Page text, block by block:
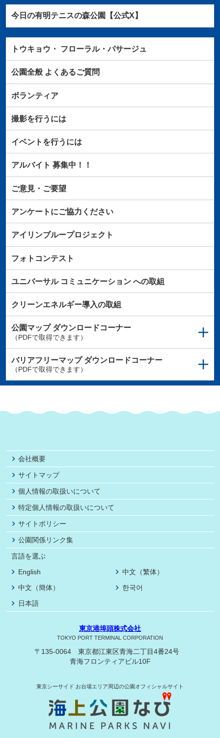
今日の有明テニスの森公園【公式X】
トウキョウ・ フローラル・パサージュ
公園全般よくあるご質問
ボランティア
撮影を行うには
イベントを行うには
アルバイト 募集中！！
ご意見・ご要望
アンケートにご協力ください
アイリンブループロジェクト
フォトコンテスト
ユニバーサルコミュニケーションへの取組
クリーンエネルギー導入の取組
公園マップダウンロードコーナー
（PDFで取得できます）
バリアフリーマップダウンロードコーナー
（PDFで取得できます）
会社概要
サイトマップ
個人情報の取扱いについて
特定個人情報の取扱いについて
サイトポリシー
公園関係リンク集
言語を選ぶ
English
中文（繁体）
中文（簡体）
한국어
日本語
東京港埠頭株式会社
TOKYO PORT TERMINAL CORPORATION
〒135-0064 東京都江東区青海二丁目4番24号
青海フロンティアビル10F
東京シーサイド お台場エリア周辺の公園オフィシャルサイト